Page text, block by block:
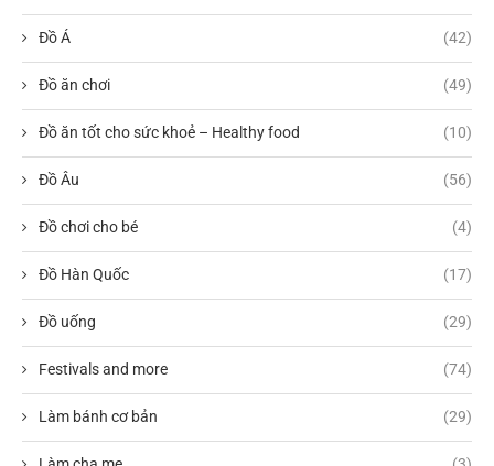
Đồ Á (42)
Đồ ăn chơi (49)
Đồ ăn tốt cho sức khoẻ – Healthy food (10)
Đồ Âu (56)
Đồ chơi cho bé (4)
Đồ Hàn Quốc (17)
Đồ uống (29)
Festivals and more (74)
Làm bánh cơ bản (29)